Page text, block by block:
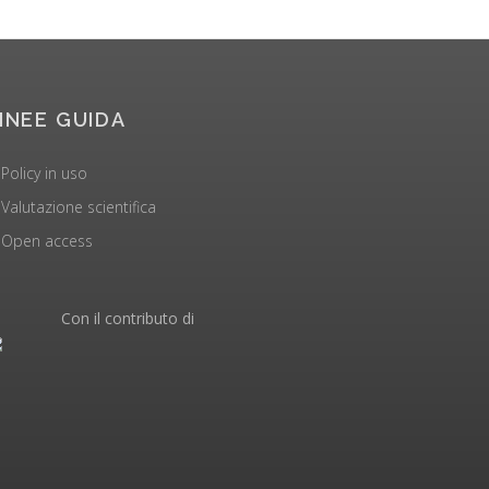
GUIDA
Policy in uso
Valutazione scientifica
Open access
Con il contributo di